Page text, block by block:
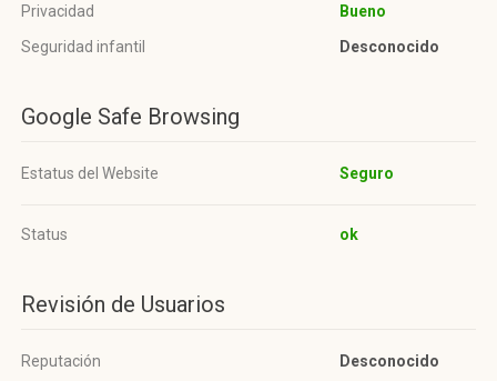
Privacidad
Bueno
Seguridad infantil
Desconocido
Google Safe Browsing
Estatus del Website Seguro
Status ok
Revisión de Usuarios
Reputación Desconocido